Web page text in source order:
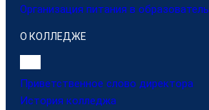
Организация питания в
О КОЛЛЕДЖЕ
Приветственное слово директора
История колледжа